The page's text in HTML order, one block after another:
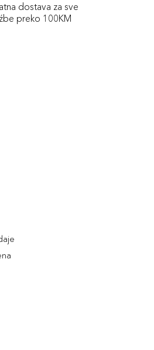
dostava za sve
preko 100KM